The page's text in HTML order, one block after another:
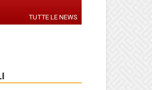
TUTTE LE NEWS